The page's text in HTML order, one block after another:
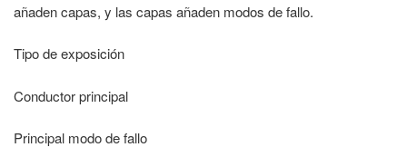
añaden capas, y las capas añaden modos de fallo.
Tipo de exposición
Conductor principal
Principal modo de fallo